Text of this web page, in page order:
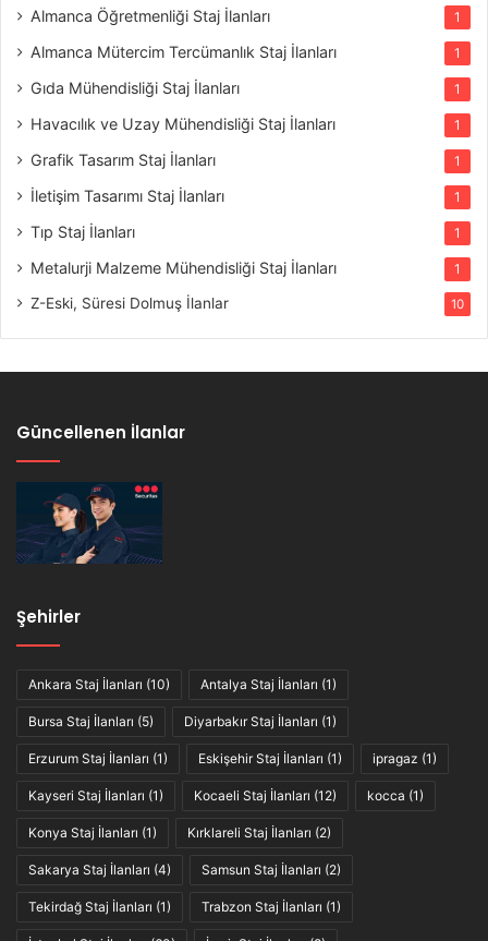
Almanca Öğretmenliği Staj İlanları 1
Almanca Mütercim Tercümanlık Staj İlanları 1
Gıda Mühendisliği Staj İlanları 1
Havacılık ve Uzay Mühendisliği Staj İlanları 1
Grafik Tasarım Staj İlanları 1
İletişim Tasarımı Staj İlanları 1
Tıp Staj İlanları 1
Metalurji Malzeme Mühendisliği Staj İlanları 1
Z-Eski, Süresi Dolmuş İlanlar 10
Güncellenen İlanlar
Şehirler
Ankara Staj İlanları (10) Antalya Staj İlanları (1)
Bursa Staj İlanları (5) Diyarbakır Staj İlanları (1)
Erzurum Staj İlanları (1) Eskişehir Staj İlanları (1) ipragaz (1)
Kayseri Staj İlanları (1) Kocaeli Staj İlanları (12) kocca (1)
Konya Staj İlanları (1) Kırklareli Staj İlanları (2)
Sakarya Staj İlanları (4) Samsun Staj İlanları (2)
Tekirdağ Staj İlanları (1) Trabzon Staj İlanları (1)